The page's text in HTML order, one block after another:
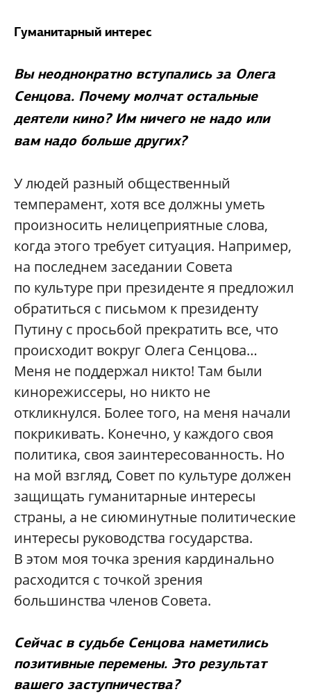
Гуманитарный интерес
Вы неоднократно вступались за Олега
Сенцова. Почему молчат остальные
деятели кино? Им ничего не надо или
вам надо больше других?
У людей разный общественный
темперамент, хотя все должны уметь
произносить нелицеприятные слова,
когда этого требует ситуация. Например,
на последнем заседании Совета
по культуре при президенте я предложил
обратиться с письмом к президенту
Путину с просьбой прекратить все, что
происходит вокруг Олега Сенцова…
Меня не поддержал никто! Там были
кинорежиссеры, но никто не
откликнулся. Более того, на меня начали
покрикивать. Конечно, у каждого своя
политика, своя заинтересованность. Но
на мой взгляд, Совет по культуре должен
защищать гуманитарные интересы
страны, а не сиюминутные политические
интересы руководства государства.
В этом моя точка зрения кардинально
расходится с точкой зрения
большинства членов Совета.
Сейчас в судьбе Сенцова наметились
позитивные перемены. Это результат
вашего заступничества?